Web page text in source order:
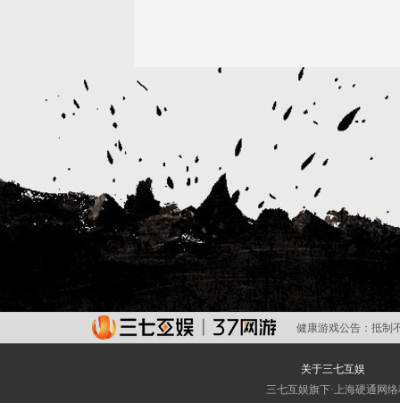
健康游戏公告： 抵制
关于三七互娱
三七互娱旗下·上海硬通网